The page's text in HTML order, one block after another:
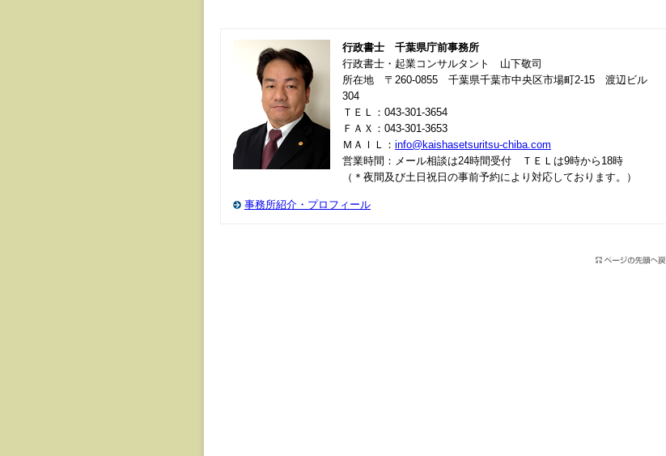
行政書士 千葉県庁前事務所
行政書士・起業コンサルタント 山下敬司
所在地 〒260-0855 千葉県千葉市中央区市場町2-15 渡辺ビル
304
ＴＥＬ：043-301-3654
ＦＡＸ：043-301-3653
ＭＡＩＬ： info@kaishasetsuritsu-chiba.com
営業時間：メール相談は24時間受付 ＴＥＬは9時から18時
（＊夜間及び土日祝日の事前予約により対応しております。）
事務所紹介・プロフィール